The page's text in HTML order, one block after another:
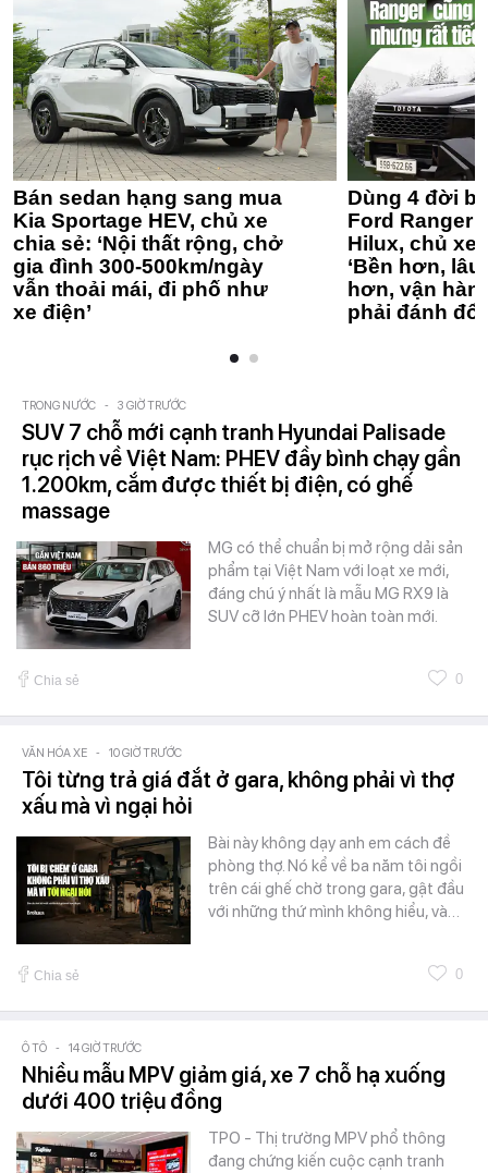
Bán sedan hạng sang mua
Kia Sportage HEV, chủ xe
chia sẻ: ‘Nội thất rộng, chở
gia đình 300-500km/ngày
vẫn thoải mái, đi phố như
xe điện’
Dùng 4 đời
Ford Ranger
Hilux, chủ xe
‘Bền hơn,
hơn, vận
phải đánh
TRONG NƯỚC - 3 GIỜ TRƯỚC
SUV 7 chỗ mới cạnh tranh Hyundai Palisade
rục rịch về Việt Nam: PHEV đầy bình chạy gần
1.200km, cắm được thiết bị điện, có ghế
massage
MG có thể chuẩn bị mở rộng dải sản
phẩm tại Việt Nam với loạt xe mới,
đáng chú ý nhất là mẫu MG RX9 là
SUV cỡ lớn PHEV hoàn toàn mới.
Chia sẻ 0
VĂN HÓA XE - 10 GIỜ TRƯỚC
Tôi từng trả giá đắt ở gara, không phải vì thợ
xấu mà vì ngại hỏi
Bài này không dạy anh em cách đề
phòng thợ. Nó kể về ba năm tôi ngồi
trên cái ghế chờ trong gara, gật đầu
với những thứ mình không hiểu, và…
Chia sẻ 0
Ô TÔ - 14 GIỜ TRƯỚC
Nhiều mẫu MPV giảm giá, xe 7 chỗ hạ xuống
dưới 400 triệu đồng
TPO - Thị trường MPV phổ thông
đang chứng kiến cuộc cạnh tranh